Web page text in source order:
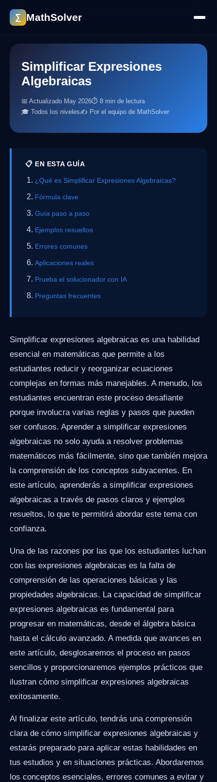
∑ MathSolver
Simplificar Expresiones
Algebraicas
📅 Actualizado May 2026⏱ 8 min de lectura
🎓 Todos los niveles✍️ Por el equipo de MathSolver
📋 EN ESTA GUÍA
¿Qué es Simplificar Expresiones Algebraicas?
Fórmula clave
Guía paso a paso
Ejemplos resueltos
Errores comunes
Aplicaciones reales
Prueba el solucionador con IA
Preguntas frecuentes
Simplificar expresiones algebraicas es una habilidad
esencial en matemáticas que permite a los
estudiantes reducir y reorganizar ecuaciones
complejas en formas más manejables. A menudo, los
estudiantes encuentran este proceso desafiante
porque involucra varias reglas y pasos que pueden
ser confusos. Aprender a simplificar expresiones
algebraicas no solo ayuda a resolver problemas
matemáticos más fácilmente, sino que también mejora
la comprensión de los conceptos subyacentes. En
este artículo, aprenderás a simplificar expresiones
algebraicas a través de pasos claros y ejemplos
resueltos, lo que te permitirá abordar este tema con
confianza.
Una de las razones por las que los estudiantes luchan
con las expresiones algebraicas es la falta de
comprensión de las operaciones básicas y las
propiedades algebraicas. La capacidad de simplificar
expresiones algebraicas es fundamental para
progresar en matemáticas, desde el álgebra básica
hasta el cálculo avanzado. A medida que avances en
este artículo, desglosaremos el proceso en pasos
sencillos y proporcionaremos ejemplos prácticos que
ilustran cómo simplificar expresiones algebraicas
exitosamente.
Al finalizar este artículo, tendrás una comprensión
clara de cómo simplificar expresiones algebraicas y
estarás preparado para aplicar estas habilidades en
tus estudios y en situaciones prácticas. Abordaremos
los conceptos esenciales, errores comunes a evitar y